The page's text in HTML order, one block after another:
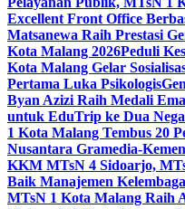
Excellent Front Office
Matsanewa Raih Prestasi
Kota Malang 2026Peduli
Kota Malang Gelar
Pertama Luka Psikologis
Byan Azizi Raih Medali
untuk EduTrip ke Dua
1 Kota Malang Tembus 20
Nusantara Gramedia-
KKM MTsN 4 Sidoarjo,
Baik Manajemen
MTsN 1 Kota Malang Raih